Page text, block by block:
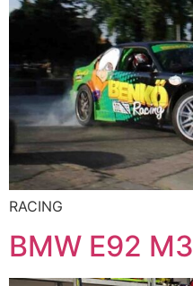
RACING
BMW E92 M3